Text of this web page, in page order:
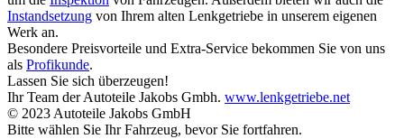
Instandsetzung von Ihrem alten Lenkgetriebe in unserem eigenen
Werk an.
Besondere Preisvorteile und Extra-Service bekommen Sie von uns
als Profikunde.
Lassen Sie sich überzeugen!
Ihr Team der Autoteile Jakobs Gmbh. www.lenkgetriebe.net
© 2023 Autoteile Jakobs GmbH
Bitte wählen Sie Ihr Fahrzeug, bevor Sie fortfahren.